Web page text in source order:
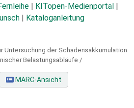
KITopen-Medienportal
Kataloganleitung
Untersuchung der Schadensakkumulation
Belastungsabläufe /
MARC-Ansicht